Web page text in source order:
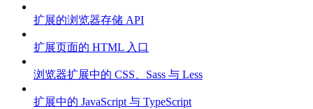
扩展的浏览器存储 API
扩展页面的 HTML 入口
浏览器扩展中的 CSS、Sass 与 Less
扩展中的 JavaScript 与 TypeScript